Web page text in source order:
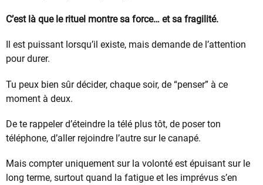
C’est là que le rituel montre sa force… et sa fragilité.
Il est puissant lorsqu’il existe, mais demande de l’attention
pour durer.
Tu peux bien sûr décider, chaque soir, de “penser” à ce
moment à deux.
De te rappeler d’éteindre la télé plus tôt, de poser ton
téléphone, d’aller rejoindre l’autre sur le canapé.
Mais compter uniquement sur la volonté est épuisant sur le
long terme, surtout quand la fatigue et les imprévus s’en